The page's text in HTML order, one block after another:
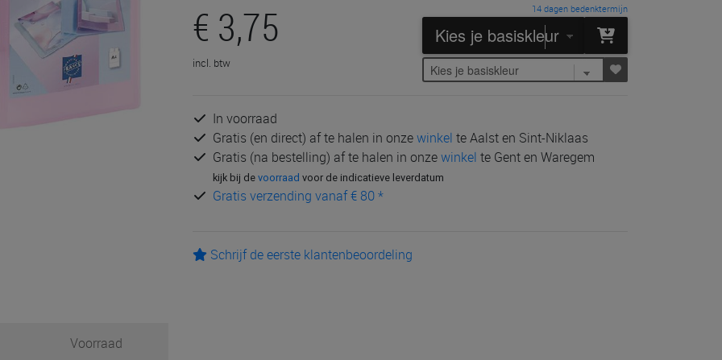
Voorraad
€ 3,75
incl. btw
14 dagen bedenktermijn
In voorraad
Gratis (en direct) af te halen in onzewinkel te Aalst en Sint-Niklaas
Gratis (na bestelling) af te halen in onzewinkel te Gent en Waregem
kijk bij devoorraad voor de indicatieve leverdatum
Gratis verzending vanaf € 80 *
Schrijf de eerste klantenbeoordeling